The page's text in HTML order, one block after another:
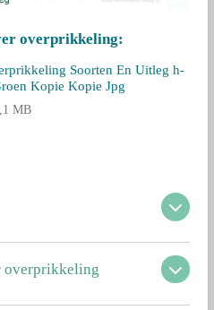
overprikkeling:
Soorten En Uitleg h-
Kopie Kopie Jpg
MB
overprikkeling